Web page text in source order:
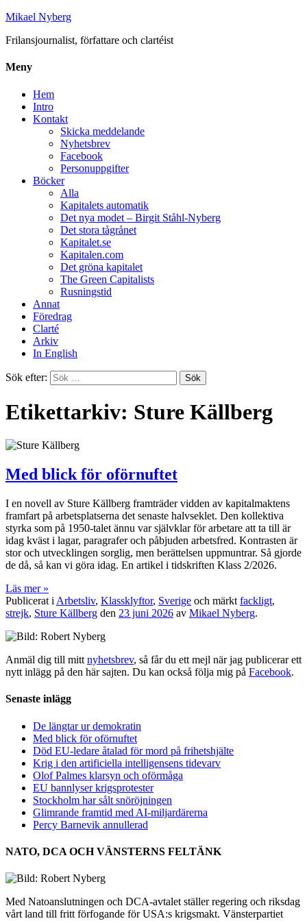
Mikael Nyberg
Frilansjournalist, författare och clartéist
Meny
Hem
Intro
Kontakt
Skicka meddelande
Nyhetsbrev
Facebook
Personuppgifter
Böcker
Alla
Kapitalets automatik
Det nya modet – Birgit Ståhl-Nyberg
Det stora tågrånet
Kapitalet.se
Kapitalen.com
Det gröna kapitalet
The Green Capitalists
Rusningstid
Annat
Föredrag
Clarté
Arkiv
In English
Sök efter:
Etikettarkiv: Sture Källberg
Med blick för oförnuftet
I en novell av Sture Källberg framträder vidden av kapitalmaktens
framfart på arbetsplatserna det senaste halvseklet. Den kollektiva
styrka som på 1950-talet ännu var självklar för arbetare att ta till är
idag kväst i lagar, paragrafer och påbjuden arbetsfred. Kontrasten är
stor och utvecklingen sorglig, men berättelsen uppmuntrar. Så gjorde
de då, så kan vi göra idag. En artikel i tidskriften Klass 2/2026.
Läs mer »
Publicerat i Arbetsliv, Klassklyftor, Sverige och märkt fackligt,
strejk, Sture Källberg den 23 juni 2026 av Mikael Nyberg.
Anmäl dig till mitt nyhetsbrev, så får du ett mejl när jag publicerar ett
nytt inlägg på den här sajten. Du kan också följa mig på Facebook.
Senaste inlägg
De längtar ur demokratin
Med blick för oförnuftet
Död EU-ledare åtalad för mord på frihetshjälte
Krig i den artificiella intelligensens tidevarv
Olof Palmes klarsyn och oförmåga
EU bannlyser krigsprotester
Stockholm har sålt snöröjningen
Glimrande framtid med AI-miljardärerna
Percy Barnevik annullerad
NATO, DCA OCH VÄNSTERNS FELTÄNK
Med Natoanslutningen och DCA-avtalet ställer regering och riksdag
vårt land till fritt förfogande för USA:s krigsmakt. Vänsterpartiet